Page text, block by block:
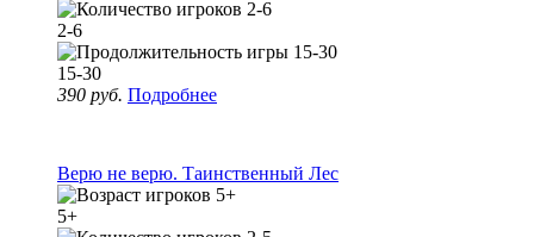
2-6
15-30
390 руб. Подробнее
Верю не верю. Таинственный Лес
5+